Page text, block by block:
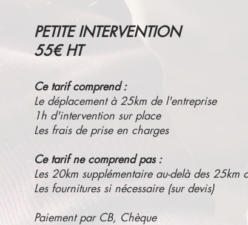
PETITE INTERVENTION
55€HT
Ce tarif comprend :
Le déplacement à 25km de l'entreprise
1h d'intervention sur place
Les frais de prise en charges
Ce tarif ne comprend pas :
Les 20km supplémentaire au-delà des 25km
Les fournitures si nécessaire (sur devis)
Paiement par CB, Chèque